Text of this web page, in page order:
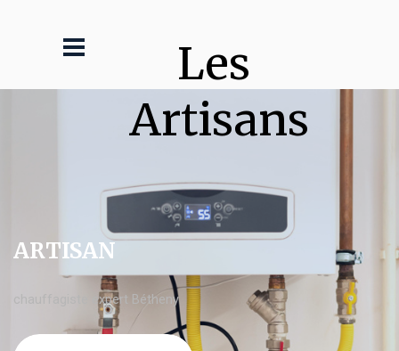
Les
Artisans
ARTISAN
chauffagiste expert Bétheny